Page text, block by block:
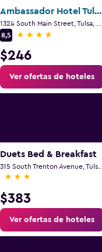
Ambassador Hotel Tulsa Autograph Collection
8,5
4 estrellas
$246
Ver ofertas de hoteles
Duets Bed & Breakfast
3 estrellas
$383
Ver ofertas de hoteles